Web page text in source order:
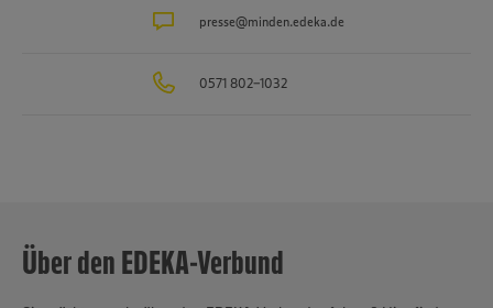
sowie das Traditionsunternehmen für Fischverarbeitung
in Sachen Nachhaltigkeit und Klimaschutz. Seit über 100 Jahren ist
verantwortungsvolles und nachhaltiges Handeln
presse@minden.edeka.de
0571 802-1032
Über den EDEKA-Verbund